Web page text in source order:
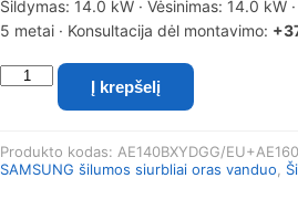
Šildymas: 14.0 kW · Vėsinimas: 14.0 kW
5 metai · Konsultacija dėl montavimo:
produkto
SAMSUNG
vanduo
Į krepšelį
Produkto kodas: AE140BXYDGG/
SAMSUNG šilumos siurbliai oras vanduo